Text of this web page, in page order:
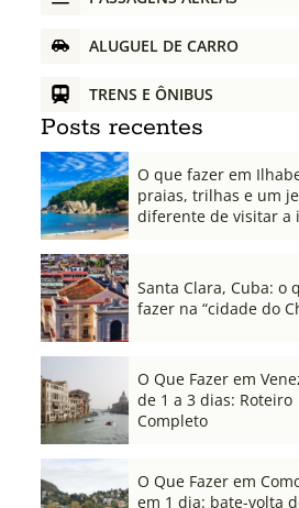
ALUGUEL DE CARRO
TRENS E ÔNIBUS
Posts recentes
O que fazer em
praias, trilhas e um
diferente de visitar a
Santa Clara, Cuba: o
fazer na “cidade do
O Que Fazer em
de 1 a 3 dias: Roteiro
Completo
O Que Fazer em
em 1 dia: bate-volta